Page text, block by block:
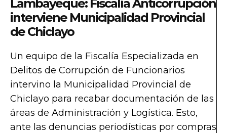
Lambayeque: Fiscalía Anticorrupción
interviene Municipalidad Provincial
de Chiclayo
Un equipo de la Fiscalía Especializada en
Delitos de Corrupción de Funcionarios
intervino la Municipalidad Provincial de
Chiclayo para recabar documentación de las
áreas de Administración y Logística. Esto,
ante las denuncias periodísticas por compras